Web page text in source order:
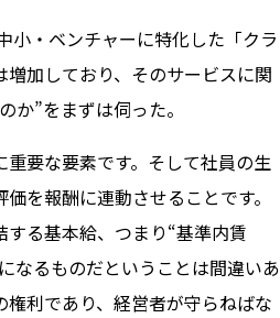
小・ベンチャーに特化した「クラ
加しており、そのサービスに関
”をまずは伺った。
重要な要素です。そして社員の生
を報酬に連動させることです。
る基本給、つまり“基準内賃
なるものだということは間違いあ
利であり、経営者が守らねばな